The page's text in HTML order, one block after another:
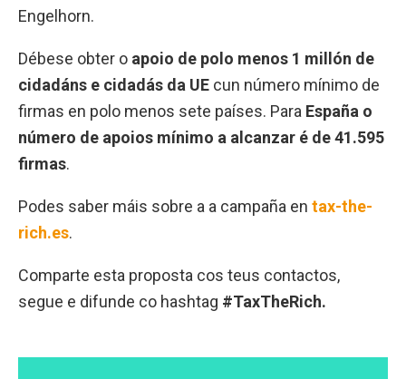
Engelhorn.
Débese obter o apoio de polo menos 1 millón de
cidadáns e cidadás da UE cun número mínimo de
firmas en polo menos sete países. Para España o
número de apoios mínimo a alcanzar é de 41.595
firmas.
Podes saber máis sobre a a campaña en tax-the-
rich.es.
Comparte esta proposta cos teus contactos,
segue e difunde co hashtag #TaxTheRich.